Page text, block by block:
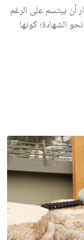
أن يبتسم على الرغم
الشهادة؛ كونها